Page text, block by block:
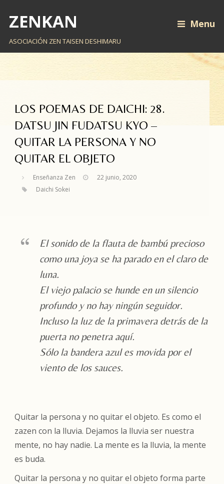
ZENKAN
ASOCIACIÓN ZEN TAISEN DESHIMARU
Menu
LOS POEMAS DE DAICHI: 28.
DATSU JIN FUDATSU KYO –
QUITAR LA PERSONA Y NO
QUITAR EL OBJETO
Enseñanza Zen
22 junio, 2020
Daichi Sokei
El sonido de la flauta de bambú precioso
como una joya se ha parado en el claro de
luna.
El viejo palacio se hunde en un silencio
profundo y no hay ningún seguidor.
Incluso la luz de la primavera detrás de la
puerta no penetra aquí.
Sólo la bandera azul es movida por el
viento de los sauces.
Quitar la persona y no quitar el objeto. Es como el
zazen con la lluvia. Dejamos la lluvia ser nuestra
mente, no hay nadie. La mente es la lluvia, la mente
es buda.
Quitar la persona y no quitar el objeto forma parte